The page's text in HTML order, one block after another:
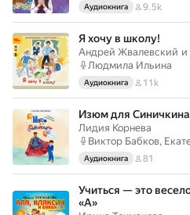
Аудиокнига 9.5k
Я хочу в школу!
Андрей Жвалевский и
Людмила Ильина
Аудиокнига 11k
Изюм для Синичкина
Лидия Корнева
Виктор Бабков,
Аудиокнига 81
Учиться — это
«А»